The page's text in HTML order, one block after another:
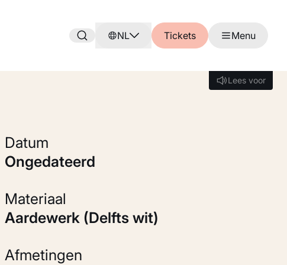
NL Tickets Menu
Lees voor
Lees voor
Datum
ongedateerd
Materiaal
Aardewerk (Delfts wit)
Afmetingen